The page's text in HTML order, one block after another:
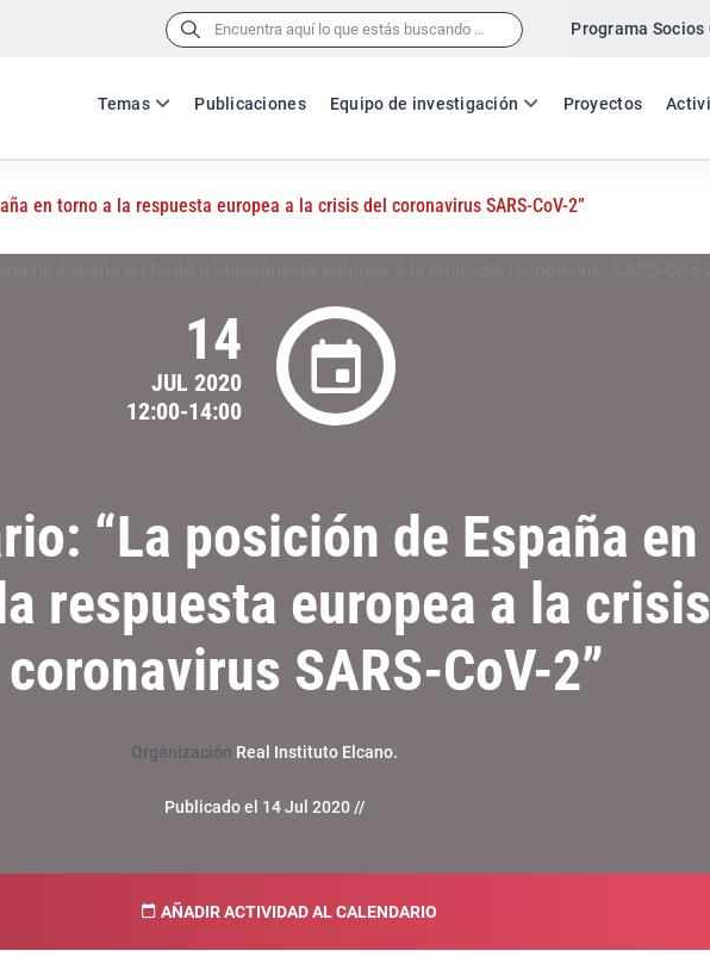
Buscar: Programa
Temas Publicaciones Equipo de investigación Proyectos
en torno a la respuesta europea a la crisis del coronavirus SARS-CoV-2”
“La posición de España en
respuesta europea a la crisis
SARS-CoV-2”
14
JUL 2020
12:00-14:00
Organización Real Instituto Elcano.
Publicado el 14 Jul 2020 //
AÑADIR ACTIVIDAD AL CALENDARIO